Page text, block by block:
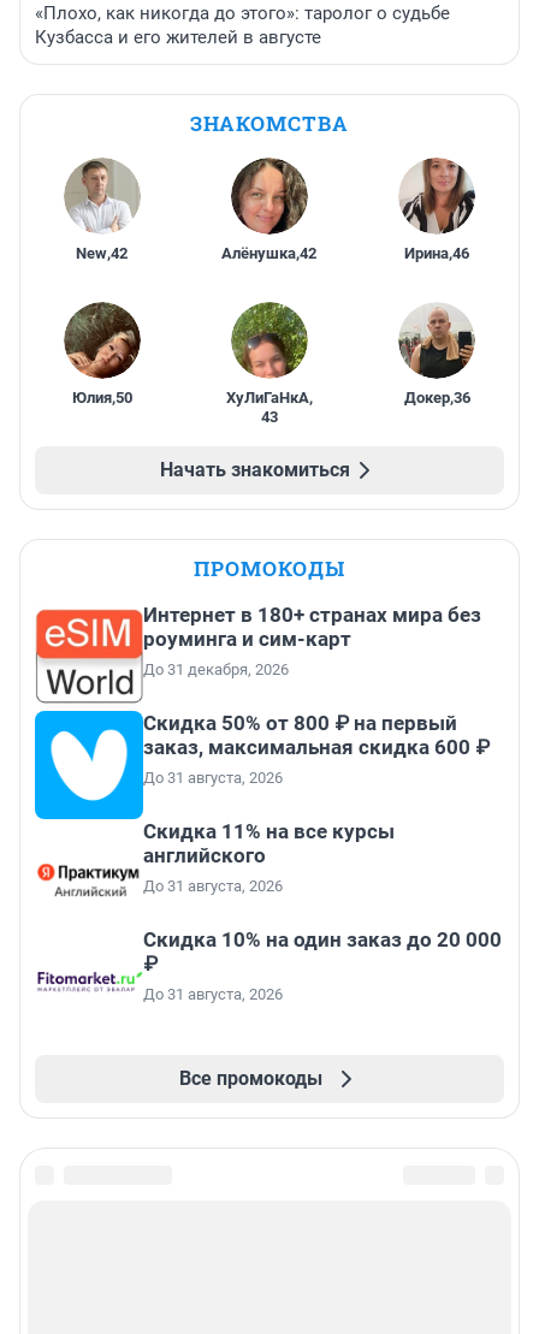
«Плохо, как никогда до этого»: таролог о судьбе
Кузбасса и его жителей в августе
ЗНАКОМСТВА
New,42 Алёнушка,42 Ирина,46
Юлия,50 ХуЛиГаНкА,
43
Докер,36
Начать знакомиться
ПРОМОКОДЫ
Интернет в 180+ странах мира без
роуминга и сим-карт
До 31 декабря, 2026
Скидка 50% от 800 ₽ на первый
заказ, максимальная скидка 600 ₽
До 31 августа, 2026
Скидка 11% на все курсы
английского
До 31 августа, 2026
Скидка 10% на один заказ до 20 000
₽
До 31 августа, 2026
Все промокоды